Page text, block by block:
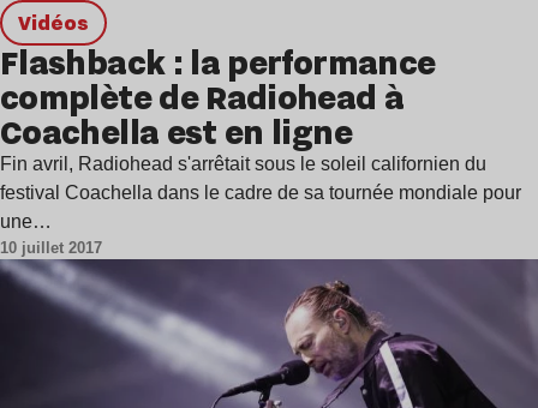
Vidéos
Flashback : la performance
complète de Radiohead à
Coachella est en ligne
Fin avril, Radiohead s'arrêtait sous le soleil californien du
festival Coachella dans le cadre de sa tournée mondiale pour
une…
10 juillet 2017